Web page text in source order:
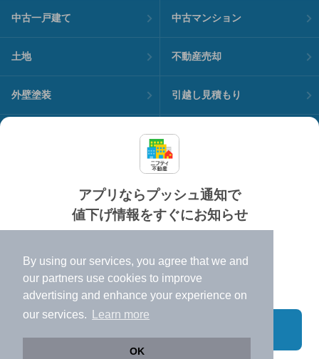
By using our services, you agree that we and
our partners use cookies to improve
advertising and enhance your experience on
our services.
Learn more
OK
アプリならプッシュ通知で
値下げ情報をすぐにお知らせ
✔️
高速表示で似た物件も見つけやすい
✔️
周辺相場がひと目でわかる地図検索
中古一戸建て 中古マンション
土地 不動産売却
外壁塗装 引越し見積もり
カードローン
マンション情報
個人情報保護ポリシー 利用規約
©NIFTY Lifestyle Co., Ltd.